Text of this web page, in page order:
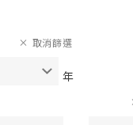
年
取消篩選